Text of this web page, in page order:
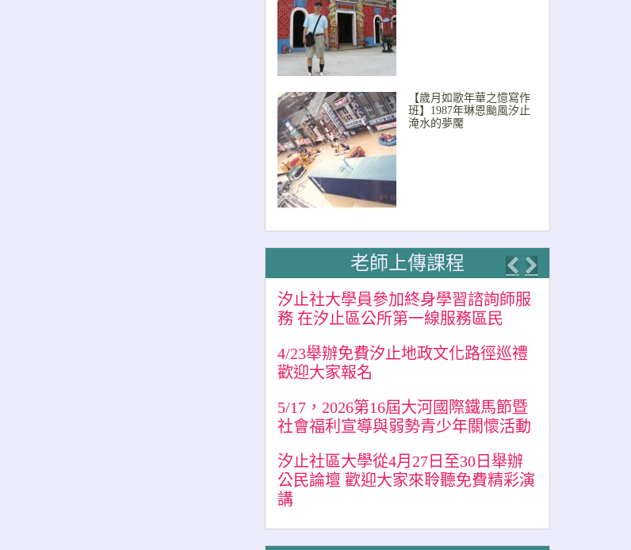
【歲月如歌年華之憶寫作
班】1987年琳恩颱風汐止
淹水的夢魘
老師上傳課程
Previous
Next
汐止社大學員參加終身學習諮詢師服
務 在汐止區公所第一線服務區民
4/23舉辦免費汐止地政文化路徑巡禮
歡迎大家報名
5/17，2026第16屆大河國際鐵馬節暨
社會福利宣導與弱勢青少年關懷活動
汐止社區大學從4月27日至30日舉辦
公民論壇 歡迎大家來聆聽免費精彩演
講